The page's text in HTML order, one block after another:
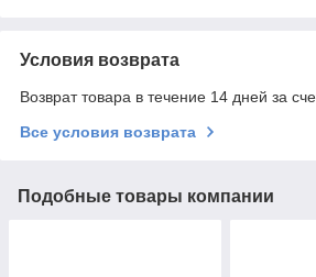
Условия возврата
Возврат товара в течение 14 дней за
Все условия возврата
Подобные товары компании